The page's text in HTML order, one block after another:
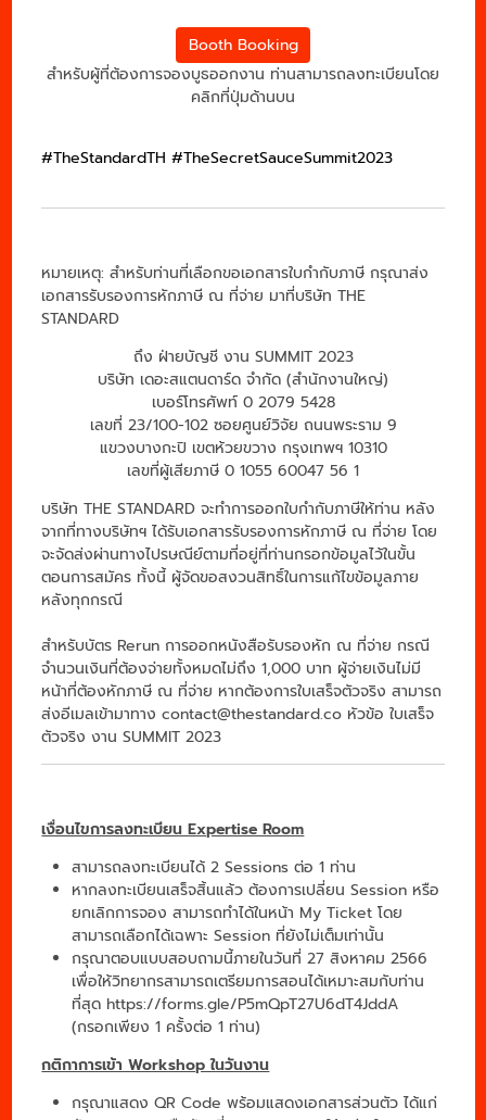
Booth Booking
สำหรับผู้ที่ต้องการจองบูธออกงาน ท่านสามารถลงทะเบียนโดย
คลิกที่ปุ่มด้านบน
#TheStandardTH #TheSecretSauceSummit2023
หมายเหตุ: สำหรับท่านที่เลือกขอเอกสารใบกำกับภาษี กรุณาส่ง
เอกสารรับรองการหักภาษี ณ ที่จ่าย มาที่บริษัท THE
STANDARD
ถึง ฝ่ายบัญชี งาน SUMMIT 2023
บริษัท เดอะสแตนดาร์ด จำกัด (สำนักงานใหญ่)
เบอร์โทรศัพท์ 0 2079 5428
เลขที่ 23/100-102 ซอยศูนย์วิจัย ถนนพระราม 9
แขวงบางกะปิ เขตห้วยขวาง กรุงเทพฯ 10310
เลขที่ผู้เสียภาษี 0 1055 60047 56 1
บริษัท THE STANDARD จะทำการออกใบกำกับภาษีให้ท่าน หลัง
จากที่ทางบริษัทฯ ได้รับเอกสารรับรองการหักภาษี ณ ที่จ่าย โดย
จะจัดส่งผ่านทางไปรษณีย์ตามที่อยู่ที่ท่านกรอกข้อมูลไว้ในขั้น
ตอนการสมัคร ทั้งนี้ ผู้จัดขอสงวนสิทธิ์ในการแก้ไขข้อมูลภาย
หลังทุกกรณี
สำหรับบัตร Rerun การออกหนังสือรับรองหัก ณ ที่จ่าย กรณี
จำนวนเงินที่ต้องจ่ายทั้งหมดไม่ถึง 1,000 บาท ผู้จ่ายเงินไม่มี
หน้าที่ต้องหักภาษี ณ ที่จ่าย หากต้องการใบเสร็จตัวจริง สามารถ
ส่งอีเมลเข้ามาทางcontact@thestandard.co หัวข้อ ใบเสร็จ
ตัวจริง งาน SUMMIT 2023
เงื่อนไขการลงทะเบียน Expertise Room
สามารถลงทะเบียนได้ 2 Sessions ต่อ 1 ท่าน
หากลงทะเบียนเสร็จสิ้นแล้ว ต้องการเปลี่ยน Session หรือ
ยกเลิกการจอง สามารถทำได้ในหน้า My Ticket โดย
สามารถเลือกได้เฉพาะ Session ที่ยังไม่เต็มเท่านั้น
กรุณาตอบแบบสอบถามนี้ภายในวันที่ 27 สิงหาคม 2566
เพื่อให้วิทยากรสามารถเตรียมการสอนได้เหมาะสมกับท่าน
ที่สุด https://forms.gle/P5mQpT27U6dT4JddA
(กรอกเพียง 1 ครั้งต่อ 1 ท่าน)
กติกาการเข้า Workshop ในวันงาน
กรุณาแสดง QR Code พร้อมแสดงเอกสารส่วนตัว ได้แก่